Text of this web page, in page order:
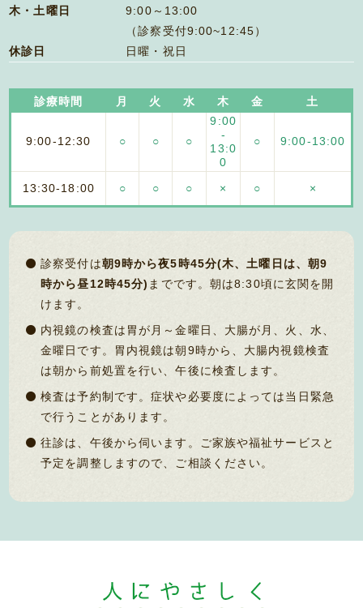
木・土曜日
9:00～13:00
（診察受付9:00~12:45）
休診日
日曜・祝日
診療時間 月 火 水 木 金 土
9:00-12:30 ○ ○ ○
9:00
-
13:0
0
○ 9:00-13:00
13:30-18:00 ○ ○ ○ × ○ ×
診察受付は朝9時から夜5時45分(木、土曜日は、朝9
時から昼12時45分) までです。朝は8:30頃に玄関を開
けます。
内視鏡の検査は胃が月～金曜日、大腸が月、火、水、
金曜日です。胃内視鏡は朝9時から、大腸内視鏡検査
は朝から前処置を行い、午後に検査します。
検査は予約制です。症状や必要度によっては当日緊急
で行うことがあります。
往診は、午後から伺います。ご家族や福祉サービスと
予定を調整しますので、ご相談ください。